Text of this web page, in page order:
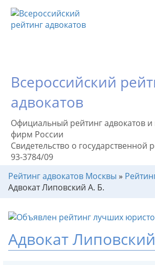
Всероссийский
адвокатов
Официальный рейтинг адвокатов
фирм России
Свидетельство о государственной
93-3784/09
Рейтинг адвокатов Москвы »
Адвокат Липовский А. Б.
Адвокат